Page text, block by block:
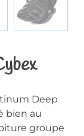
Deep
bien au
groupe